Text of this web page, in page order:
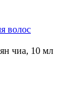
волос
чиа, 10 мл